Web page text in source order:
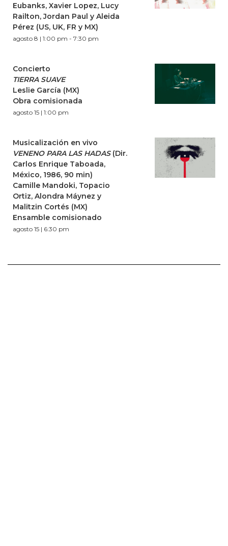
Eubanks, Xavier Lopez, Lucy
Railton, Jordan Paul y Aleida
Pérez (US, UK, FR y MX)
agosto 8 | 1:00 pm - 7:30 pm
Concierto
TIERRA SUAVE
Leslie García (MX)
Obra comisionada
agosto 15 | 1:00 pm
Musicalización en vivo
VENENO PARA LAS HADAS(Dir.
Carlos Enrique Taboada,
México, 1986, 90 min)
Camille Mandoki, Topacio
Ortiz, Alondra Máynez y
Malitzin Cortés (MX)
Ensamble comisionado
agosto 15 | 6:30 pm